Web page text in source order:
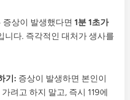
증상이 발생했다면1분 1초가
니다. 즉각적인 대처가 생사를
기: 증상이 발생하면 본인이
려고 하지 말고, 즉시 119에